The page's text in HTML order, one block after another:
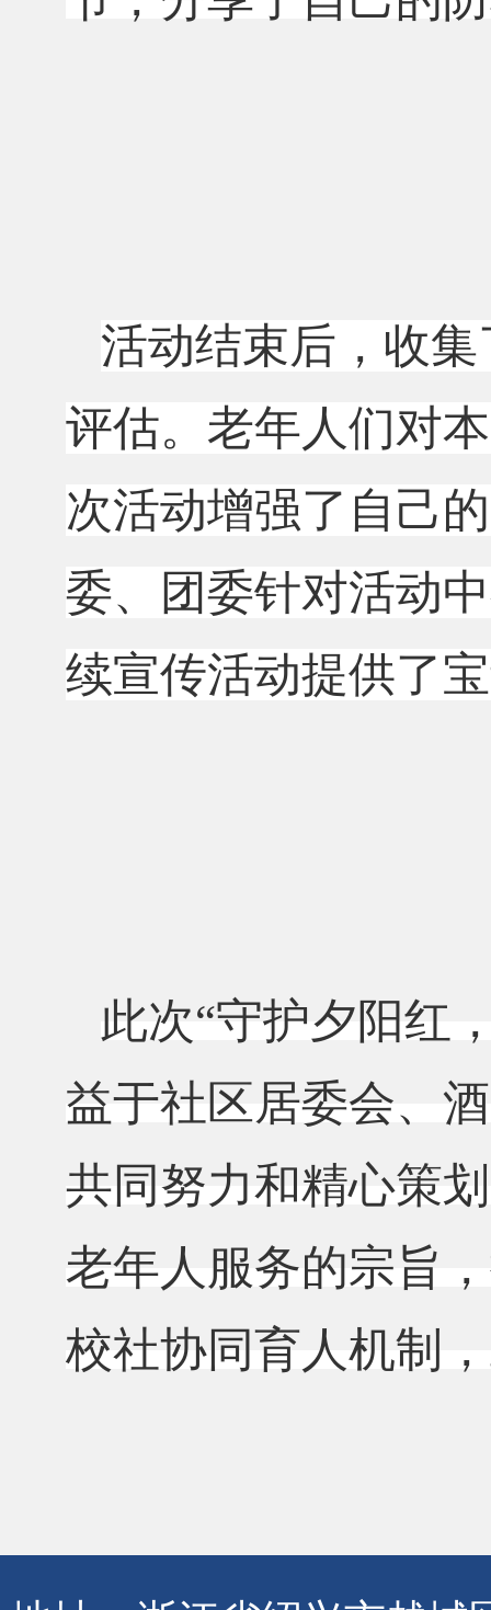
活动结束后，收
评估。老年人们对
次活动增强了自己
委、团委针对活动
续宣传活动提供了
此次“守护夕阳红
益于社区居委会、
共同努力和精心策
老年人服务的宗旨
校社协同育人机制